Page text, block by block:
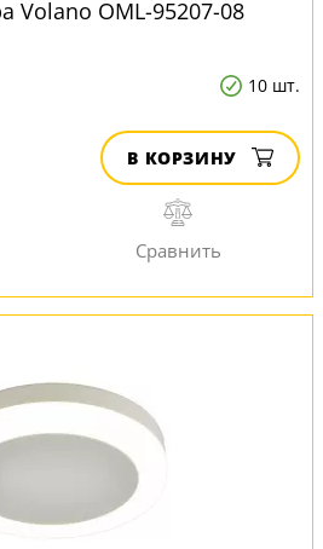
Volano OML-95207-08
10 шт.
В КОРЗИНУ